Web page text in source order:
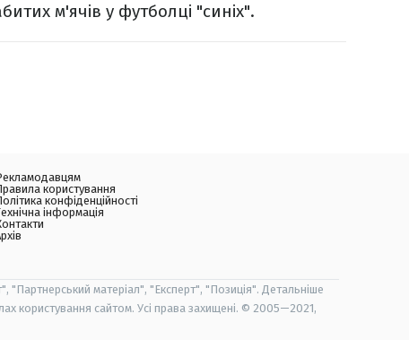
м'ячів у футболці "синіх".
користування
конфіденційності
інформація
"Партнерський матеріал", "Експерт", "Позиція". Детальніше
користування сайтом. Усі права захищені. © 2005—2021,